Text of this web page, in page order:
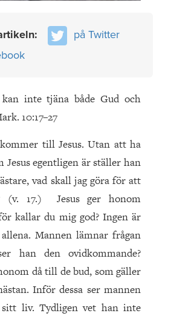
på Twitter
kan inte tjäna både Gud och
10:17–27
till Jesus. Utan att ha
Jesus egentligen är ställer han
vad skall jag göra för att
(v. 17.) Jesus ger honom
kallar du mig god? Ingen är
Mannen lämnar frågan
han den ovidkommande?
då till de bud, som gäller
Inför dessa ser mannen
liv. Tydligen vet han inte